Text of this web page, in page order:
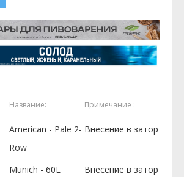
Название: Примечание :
American - Pale 2-
Row
Внесение в затор
Munich - 60L
Внесение в затор